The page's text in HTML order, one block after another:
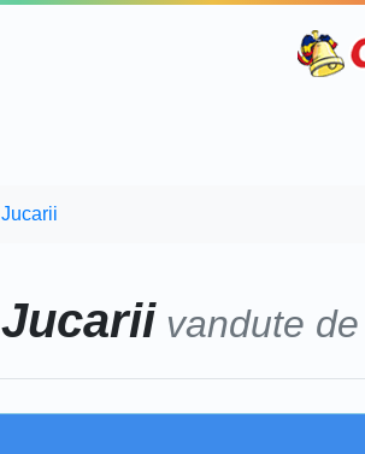
Jucarii
Jucariivandute